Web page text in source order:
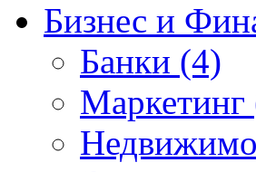
Бизнес и
Банки (4)
Маркетинг